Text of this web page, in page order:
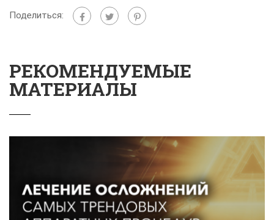
Поделиться:
РЕКОМЕНДУЕМЫЕ
МАТЕРИАЛЫ